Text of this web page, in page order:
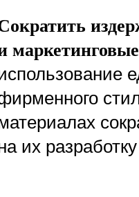
их